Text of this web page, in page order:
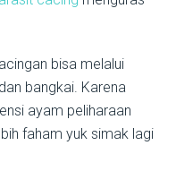
bisa melalui
bangkai. Karena
ayam peliharaan
faham yuk simak lagi